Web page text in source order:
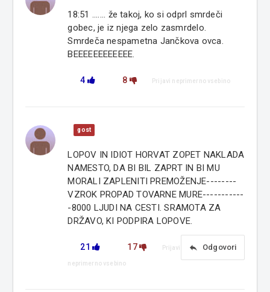
18:51 ....... že takoj, ko si odprl smrdeči
gobec, je iz njega zelo zasmrdelo.
Smrdeča nespametna Jančkova ovca.
BEEEEEEEEEEEE.
4 8 Prijavi neprimerno vsebino
gost
LOPOV IN IDIOT HORVAT ZOPET NAKLADA
NAMESTO, DA BI BIL ZAPRT IN BI MU
MORALI ZAPLENITI PREMOŽENJE--------
VZROK PROPAD TOVARNE MURE-----------
-8000 LJUDI NA CESTI. SRAMOTA ZA
DRŽAVO, KI PODPIRA LOPOVE.
21 17 reply Odgovori
Prijavi
neprimerno vsebino